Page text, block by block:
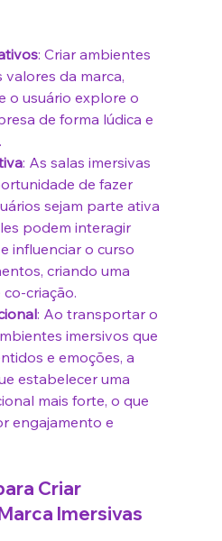
: Criar ambientes
valores da marca,
o usuário explore o
de forma lúdica e
: As salas imersivas
de fazer
sejam parte ativa
podem interagir
influenciar o curso
criando uma
criação.
: Ao transportar o
imersivos que
e emoções, a
estabelecer uma
mais forte, o que
engajamento e
Criar
Imersivas